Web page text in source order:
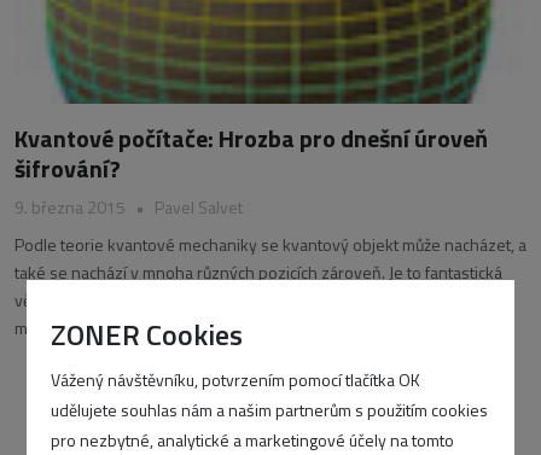
ZONER Cookies
Vážený návštěvníku, potvrzením pomocí tlačítka OK
udělujete souhlas nám a našim partnerům s použitím cookies
pro nezbytné, analytické a marketingové účely na tomto
Kvantové počítače: Hrozba pro dnešní úroveň
šifrování?
9. března 2015 • Pavel Salvet
Podle teorie kvantové mechaniky se kvantový objekt může nacházet, a
také se nachází v mnoha různých pozicích zároveň. Je to fantastická
věc, vždyť koho by aspoň občas nenapadlo, kolik věcí by stihl, kdyby
mohl být na více místech současně, aniž by